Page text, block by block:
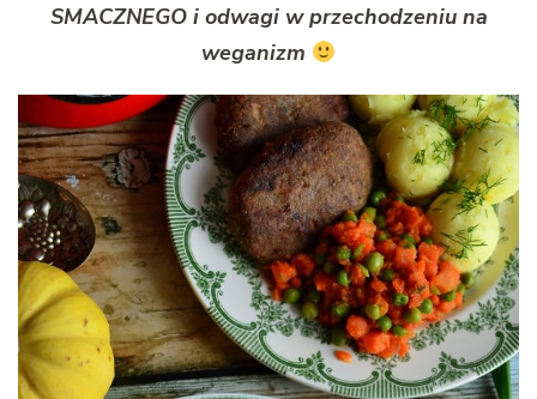
SMACZNEGO i odwagi w przechodzeniu na
weganizm